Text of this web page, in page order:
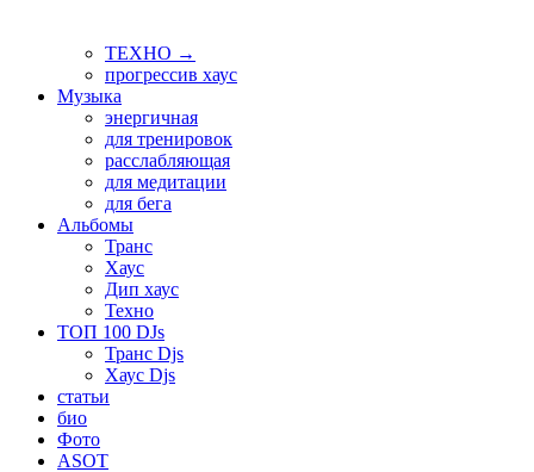
ТЕХНО →
прогрессив хаус
Музыка
энергичная
для тренировок
расслабляющая
для медитации
для бега
Альбомы
Транс
Хаус
Дип хаус
Техно
ТОП 100 DJs
Транс Djs
Хаус Djs
статьи
био
Фото
ASOT